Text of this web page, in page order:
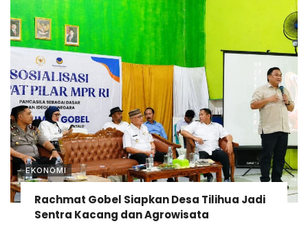
EKONOMI
Rachmat Gobel Siapkan Desa Tilihua Jadi
Sentra Kacang dan Agrowisata